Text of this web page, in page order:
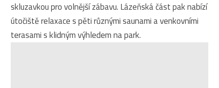
skluzavkou pro volnější zábavu. Lázeňská část pak nabízí
útočiště relaxace s pěti různými saunami a venkovními
terasami s klidným výhledem na park.